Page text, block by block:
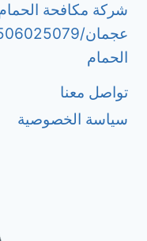
شركة مكافحة
الحمام
تواصل معنا
سياسة الخصوصية